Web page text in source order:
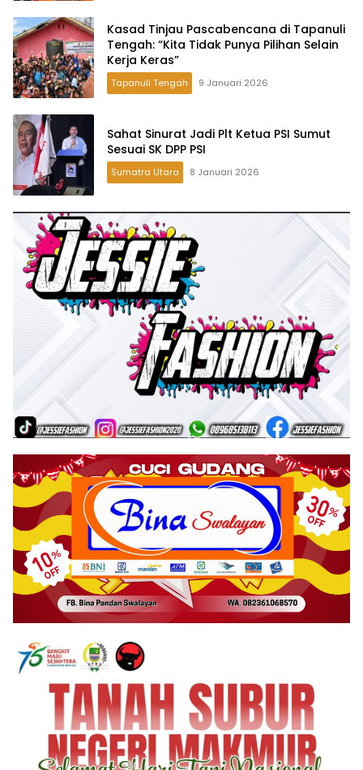
Kasad Tinjau Pascabencana di Tapanuli
Tengah: “Kita Tidak Punya Pilihan Selain
Kerja Keras”
Tapanuli Tengah 9 Januari 2026
Sahat Sinurat Jadi Plt Ketua PSI Sumut
Sesuai SK DPP PSI
Sumatra Utara 8 Januari 2026